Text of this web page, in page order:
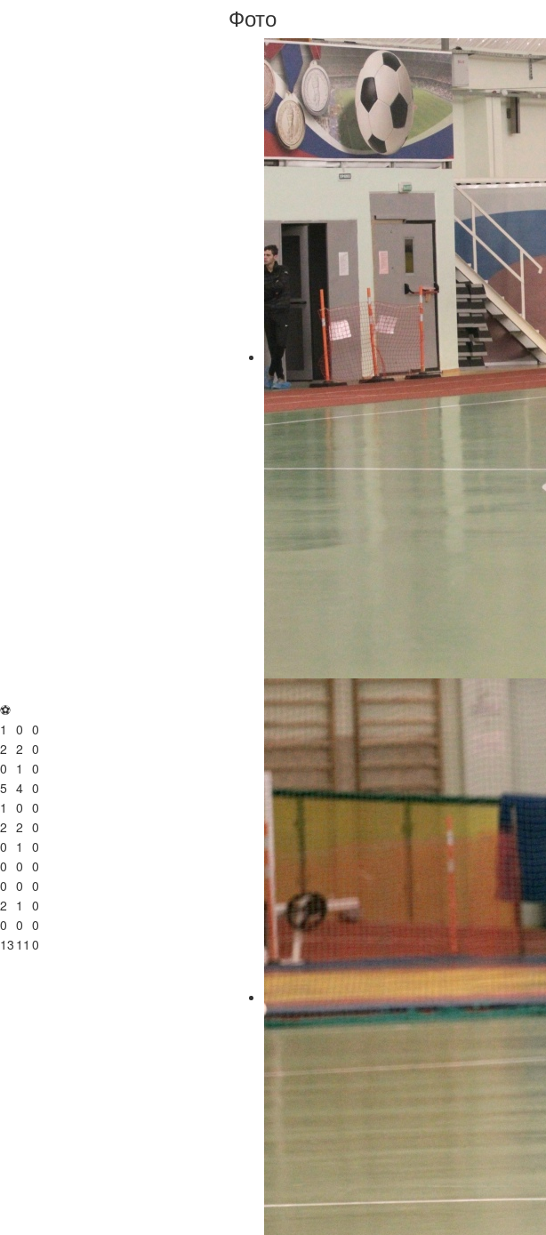
⚽
1 0 0
2 2 0
0 1
0
5 4 0
1 0 0
2 2 0
0 1
0
0 0 0
0 0 0
2 1
0
0 0 0
13 11 0
Фото